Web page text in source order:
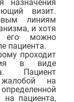
назначения
визит.
линиям
и хотя
его можно
пациента.
проходит
в виде
Пациент
на
на пациента,